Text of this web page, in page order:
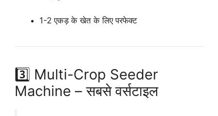
1-2 एकड़ के खेत के लिए परफेक्ट
3️⃣ Multi-Crop Seeder
Machine – सबसे वर्सटाइल